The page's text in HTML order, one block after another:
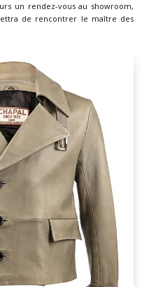
un rendez-vous au showroom,
de rencontrer le maître des